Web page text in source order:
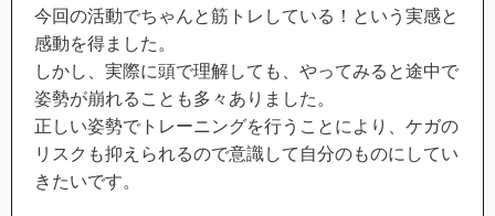
今回の活動でちゃんと筋トレしている！という実感と
感動を得ました。
しかし、実際に頭で理解しても、やってみると途中で
姿勢が崩れることも多々ありました。
正しい姿勢でトレーニングを行うことにより、ケガの
リスクも抑えられるので意識して自分のものにしてい
きたいです。